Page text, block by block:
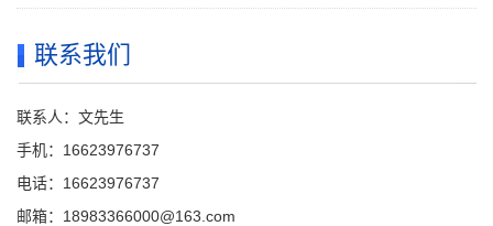
联系我们
联系人：文先生
手机：16623976737
电话：16623976737
邮箱：18983366000@163.com